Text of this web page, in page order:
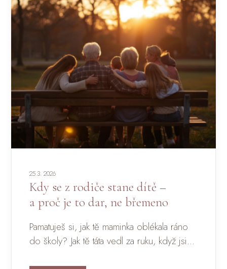
25.3. 2026
Kdy se z rodiče stane dítě –
a proč je to dar, ne břemeno
Pamatuješ si, jak tě maminka oblékala ráno
do školy? Jak tě táta vedl za ruku, když jsi...